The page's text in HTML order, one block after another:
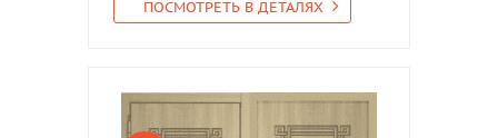
ПОСМОТРЕТЬ В ДЕТАЛЯХ